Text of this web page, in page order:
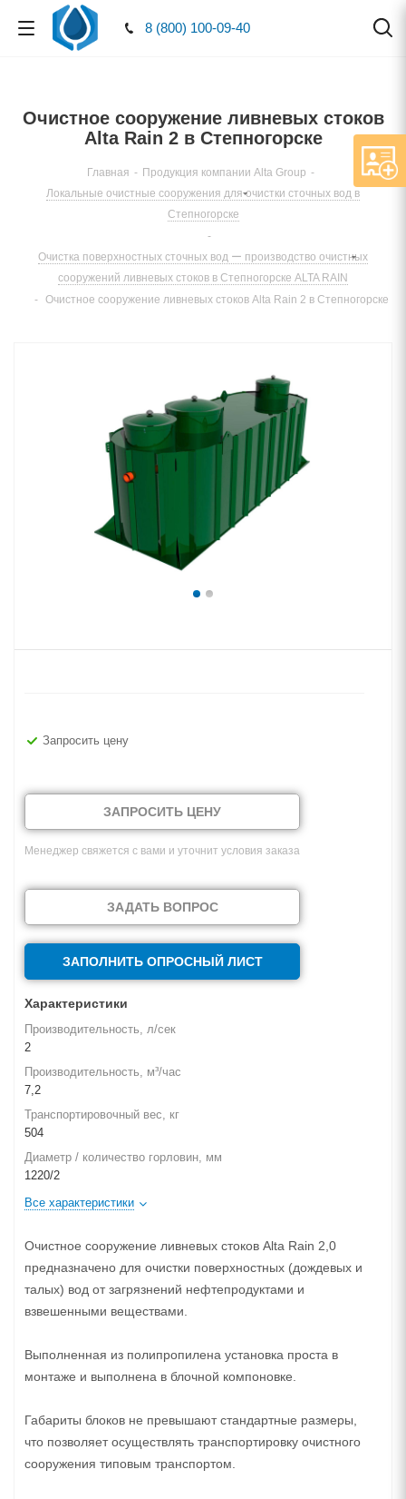
8 (800) 100-09-40
Очистное сооружение ливневых стоков
Alta Rain 2 в Степногорске
Главная - Продукция компании Alta Group -
Локальные очистные сооружения для очистки сточных вод в
Степногорске
-
Очистка поверхностных сточных вод ー производство очистных
сооружений ливневых стоков в Степногорске ALTA RAIN
-
Очистное сооружение ливневых стоков Alta Rain 2 в Степногорске
Запросить цену
ЗАПРОСИТЬ ЦЕНУ
Менеджер свяжется с вами и уточнит условия заказа
ЗАДАТЬ ВОПРОС
ЗАПОЛНИТЬ ОПРОСНЫЙ ЛИСТ
Характеристики
Производительность, л/сек
2
Производительность, м³/час
7,2
Транспортировочный вес, кг
504
Диаметр / количество горловин, мм
1220/2
Все характеристики
Очистное сооружение ливневых стоков Alta Rain 2,0
предназначено для очистки поверхностных (дождевых и
талых) вод от загрязнений нефтепродуктами и
взвешенными веществами.
Выполненная из полипропилена установка проста в
монтаже и выполнена в блочной компоновке.
Габариты блоков не превышают стандартные размеры,
что позволяет осуществлять транспортировку очистного
сооружения типовым транспортом.